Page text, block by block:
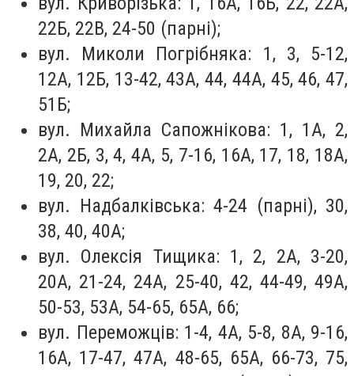
22Б, 22В, 24-50 (парні);
вул. Миколи Погрібняка: 1, 3, 5-12,
12А, 12Б, 13-42, 43А, 44, 44А, 45, 46, 47,
51Б;
вул. Михайла Сапожнікова: 1, 1А, 2,
2А, 2Б, 3, 4, 4А, 5, 7-16, 16А, 17, 18, 18А,
19, 20, 22;
вул. Надбалківська: 4-24 (парні), 30,
38, 40, 40А;
вул. Олексія Тищика: 1, 2, 2А, 3-20,
20А, 21-24, 24А, 25-40, 42, 44-49, 49А,
50-53, 53А, 54-65, 65А, 66;
вул. Переможців: 1-4, 4А, 5-8, 8А, 9-16,
16А, 17-47, 47А, 48-65, 65А, 66-73, 75,